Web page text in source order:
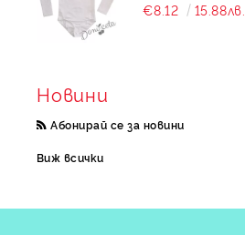
€8.12
15.88лв.
Новини
Абонирай се за новини
Виж всички